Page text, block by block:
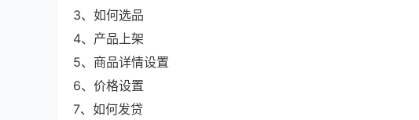
3、如何选品
4、产品上架
5、商品详情设置
6、价格设置
7、如何发贷